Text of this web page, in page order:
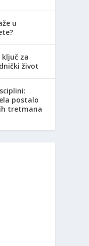
u
ključ za
život
postalo
tretmana